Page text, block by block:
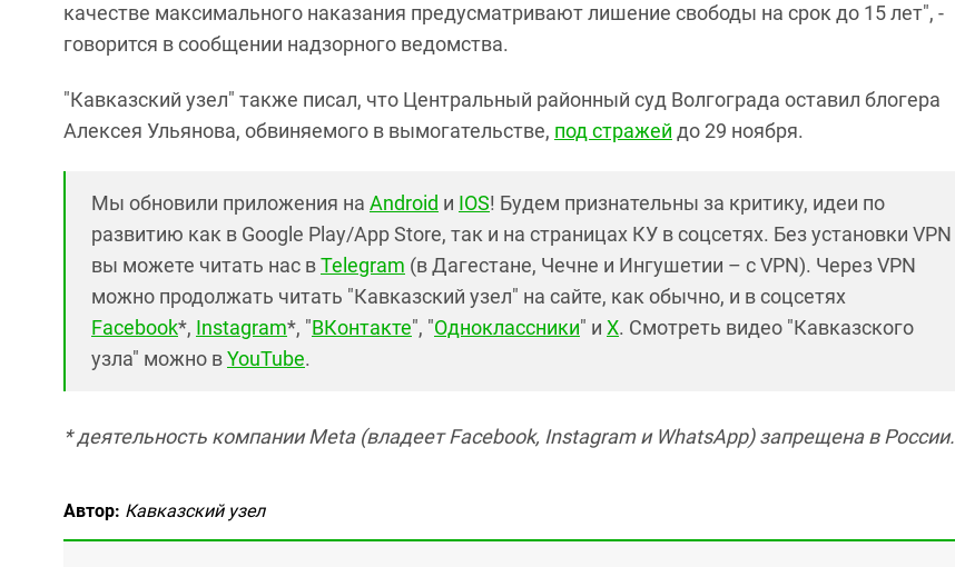
качестве максимального наказания предусматривают лишение свободы на срок до 15 лет", -
говорится в сообщении надзорного ведомства.
"Кавказский узел" также писал, что Центральный районный суд Волгограда оставил блогера
Алексея Ульянова, обвиняемого в вымогательстве, под стражей до 29 ноября.
Мы обновили приложения на Android и IOS! Будем признательны за критику, идеи по
развитию как в Google Play/App Store, так и на страницах КУ в соцсетях. Без установки VPN
вы можете читать нас вTelegram (в Дагестане, Чечне и Ингушетии – с VPN). Через VPN
можно продолжать читать "Кавказский узел" на сайте, как обычно, и в соцсетях
Facebook*, Instagram*, "ВКонтакте", "Одноклассники" и X. Смотреть видео "Кавказского
узла" можно вYouTube.
* деятельность компании Meta (владеет Facebook, Instagram и WhatsApp) запрещена в России.
Автор: Кавказский узел